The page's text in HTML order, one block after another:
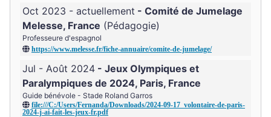
Oct 2023 - actuellement
Comité de Jumelage
Melesse, France
Pédagogie
Professeure d'espagnol
https://www.melesse.fr/fiche-annuaire/comite-de-jumelage/
Jul - Août 2024
Jeux Olympiques et
Paralympiques de 2024, Paris, France
Guide bénévole - Stade Roland Garros
file:///C:/Users/Fernanda/Downloads/2024-09-17_volontaire-de-paris-
2024-j-ai-fait-les-jeux-fr.pdf